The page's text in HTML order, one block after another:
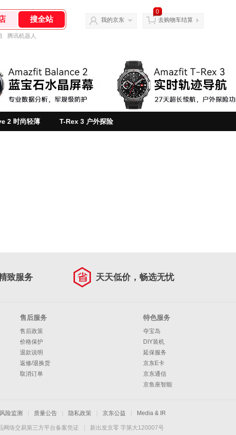
腾讯机器人
我的京东
0
去购物车结算
2 时尚轻薄 T-Rex 3 户外探险
致服务 天天低价，畅选无忧
售后服务
售后政策
价格保护
退款说明
返修/退换货
取消订单
特色服务
夺宝岛
DIY装机
延保服务
京东E卡
京东通信
京鱼座智能
风险监测 质量公告 隐私政策 京东公益 Media & IR
网络交易第三方平台备案凭证 新出发京零 字第大120007号